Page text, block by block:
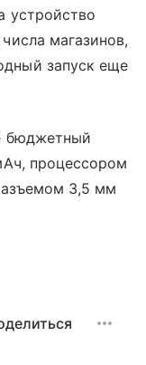
устройство
магазинов,
запуск еще
бюджетный
процессором
3,5 мм